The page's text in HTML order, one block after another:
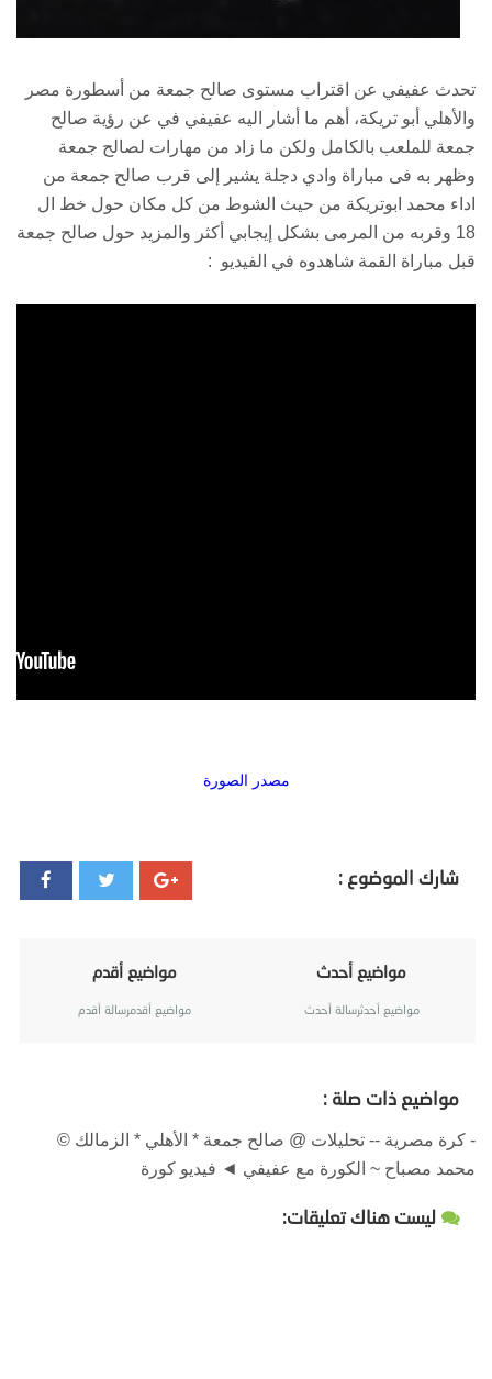
تحدث عفيفي عن اقتراب مستوى صالح جمعة من أسطورة مصر
والأهلي أبو تريكة، أهم ما أشار اليه عفيفي في عن رؤية صالح
جمعة للملعب بالكامل ولكن ما زاد من مهارات لصالح جمعة
وظهر به فى مباراة وادي دجلة يشير إلى قرب صالح جمعة من
اداء محمد ابوتريكة من حيث الشوط من كل مكان حول خط ال
18 وقربه من المرمى بشكل إيجابي أكثر والمزيد حول صالح جمعة
قبل مباراة القمة شاهدوه في الفيديو :
مصدر الصورة
شارك الموضوع :
مواضيع أحدث
مواضيع أحدثرسالة أحدث
مواضيع أقدم
مواضيع أقدمرسالة أقدم
مواضيع ذات صلة :
- كرة مصرية -- تحليلات @ صالح جمعة * الأهلي * الزمالك ©
محمد مصباح ~ الكورة مع عفيفي ◄ فيديو كورة
ليست هناك تعليقات: